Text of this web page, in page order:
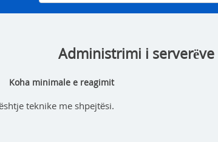
Administrimi i serverëve
Koha minimale e reagimit
teknike me shpejtësi.